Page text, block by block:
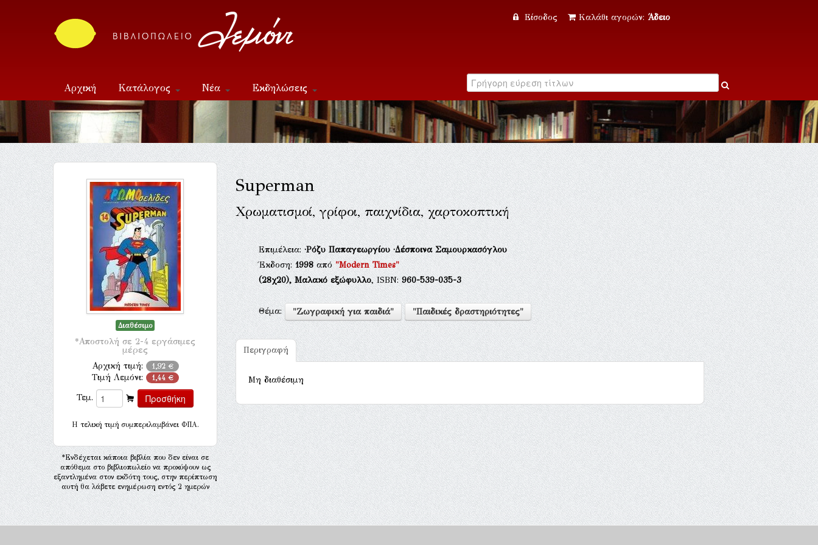
Είσοδος Καλάθι αγορών: Άδειο
Αρχική Κατάλογος Νέα Εκδηλώσεις
Επικοινωνία
Διαθέσιμο
*Αποστολή σε 2-4 εργάσιμες
μέρες
Αρχική τιμή: 1,92 €
Τιμή Λεμόνι: 1,44 €
Τεμ.
H τελική τιμή συμπεριλαμβάνει ΦΠΑ.
*Ενδέχεται κάποια βιβλία που δεν είναι σε
απόθεμα στο βιβλιοπωλείο να προκύψουν ως
εξαντλημένα στον εκδότη τους, στην περίπτωση
αυτή θα λάβετε ενημέρωση εντός 2 ημερών
Superman
Χρωματισμοί, γρίφοι, παιχνίδια, χαρτοκοπτική
Επιμέλεια:·Ρόζυ Παπαγεωργίου·Δέσποινα Σαμουρκασόγλου
Έκδοση:1998από "Modern Times"
(28χ20), Μαλακό εξώφυλλο, ISBN:960-539-035-3
Θέμα: "Ζωγραφική για παιδιά" "Παιδικές δραστηριότητες"
Περιγραφή
Μη διαθέσιμη